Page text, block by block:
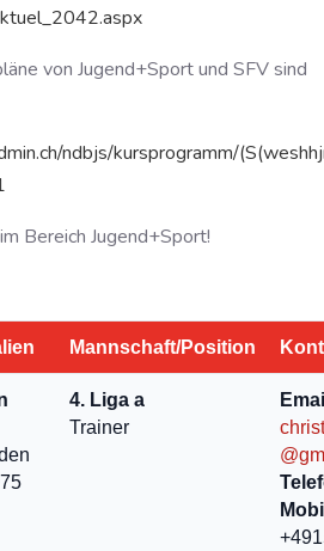
von Jugend+Sport und SFV sind
ndbjs/kursprogramm/
Bereich Jugend+Sport!
Mannschaft/Position
4. Liga a
Trainer